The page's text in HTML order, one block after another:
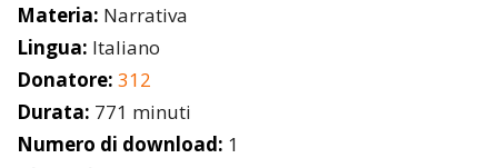
Materia: Narrativa
Lingua: Italiano
Donatore: 312
Durata: 771 minuti
Numero di download: 1